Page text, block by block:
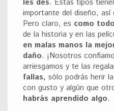
les des. Estas tipos
importante del diseño, así
Pero claro, es como
de la historia y en las
en malas manos la
daño. ¡Nosotros
arriesgamos y te las
fallas, sólo podrás herir
con gusto y algún que
habrás aprendido algo.